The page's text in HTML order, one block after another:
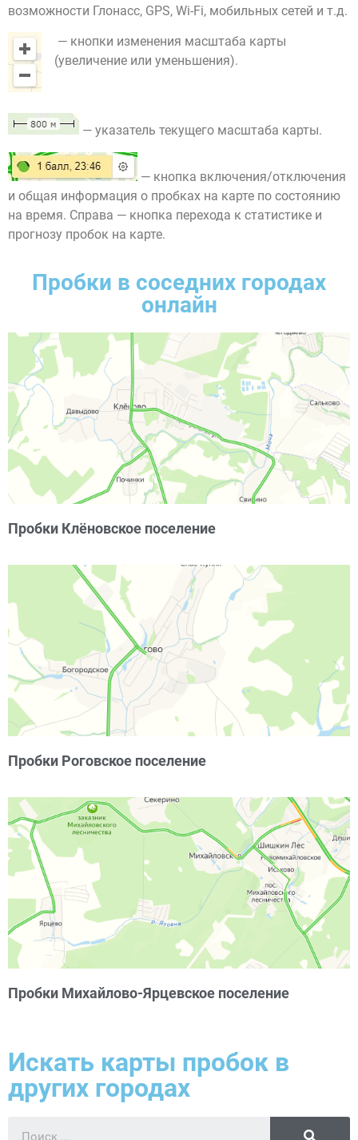
возможности Глонасс, GPS, Wi-Fi, мобильных сетей и т.д.
— кнопки изменения масштаба карты
(увеличение или уменьшения).
— указатель текущего масштаба карты.
— кнопка включения/отключения
и общая информация о пробках на карте по состоянию
на время. Справа — кнопка перехода к статистике и
прогнозу пробок на карте.
Пробки в соседних городах
онлайн
Пробки Клёновское поселение
Пробки Роговское поселение
Пробки Михайлово-Ярцевское поселение
Искать карты пробок в
других городах